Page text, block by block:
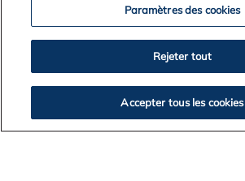
Politique en matière de cookies
Fondation Alcoa
Paramètres des cookies
Rejeter tout
Accepter tous les cookies